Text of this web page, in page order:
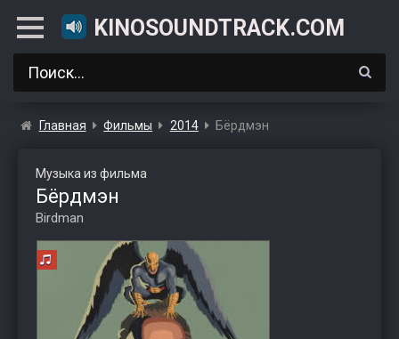
KINOSOUNDTRACK.COM
Главная Фильмы 2014 Бёрдмэн
Музыка из фильма
Бёрдмэн
Birdman